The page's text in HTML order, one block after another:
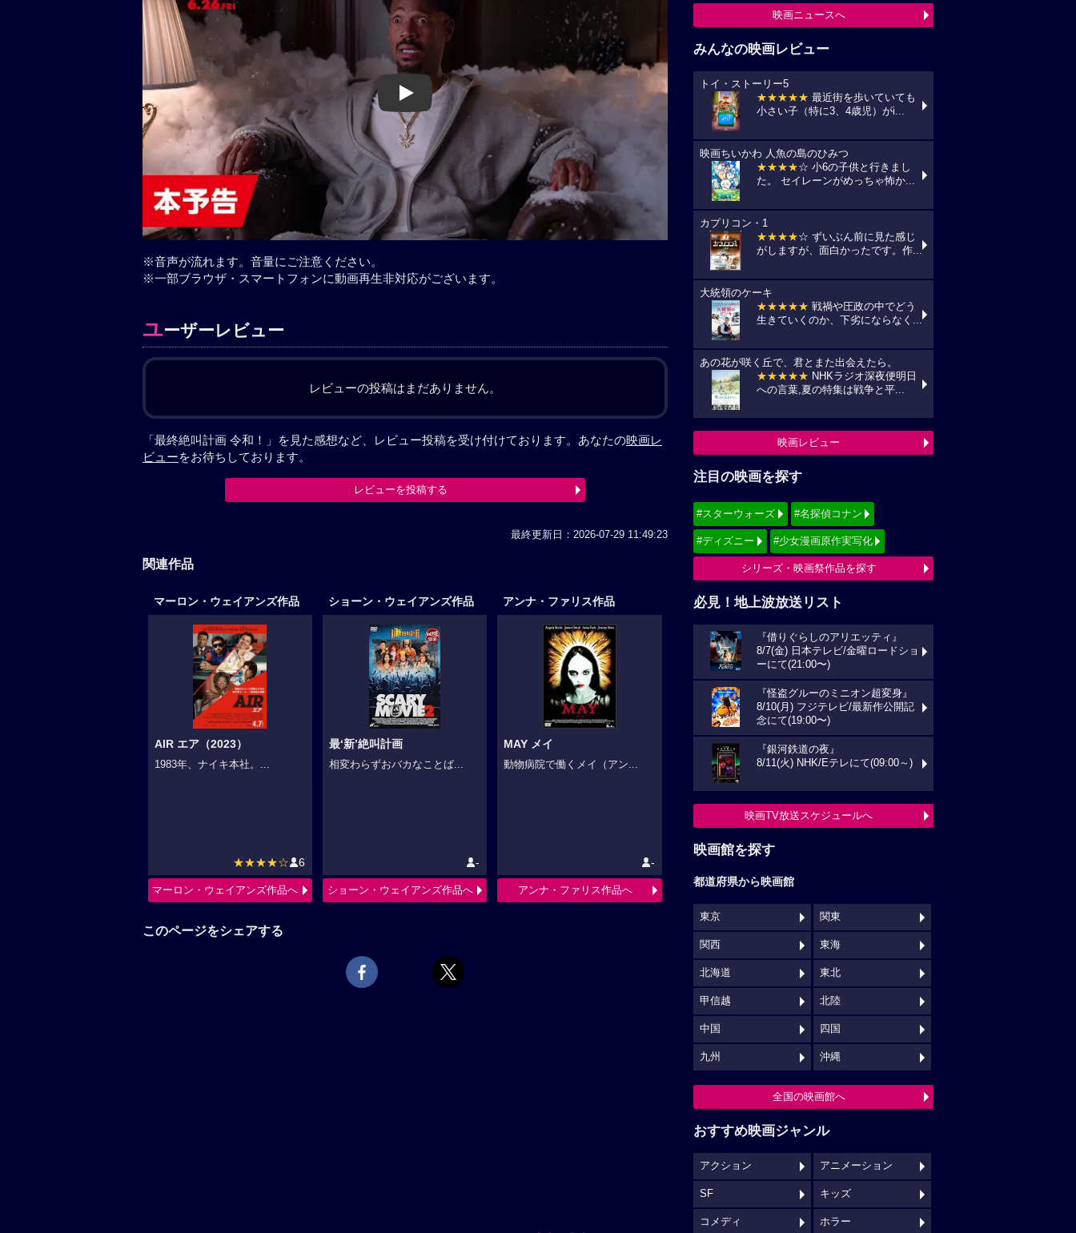
Play
※音声が流れます。音量にご注意ください。
※一部ブラウザ・スマートフォンに動画再生非対応がございます。
ユーザーレビュー
レビューの投稿はまだありません。
「最終絶叫計画 令和！」を見た感想など、レビュー投稿を受け付けております。あなたの映画レ
ビューをお待ちしております。
レビューを投稿する
最終更新日：2026-07-29 11:49:23
関連作品
マーロン・ウェイアンズ作品
AIR エア（2023）
1983年、ナイキ本社。...
★★★★☆ 6
マーロン・ウェイアンズ作品へ
ショーン・ウェイアンズ作品
最‘新’絶叫計画
相変わらずおバカなことば...
-
ショーン・ウェイアンズ作品へ
アンナ・ファリス作品
MAY メイ
動物病院で働くメイ（アン...
-
アンナ・ファリス作品へ
このページをシェアする
映画ニュースへ
みんなの映画レビュー
トイ・ストーリー5
★★★★★ 最近街を歩いていても
小さい子（特に3、4歳児）がi...
映画ちいかわ 人魚の島のひみつ
★★★★☆ 小6の子供と行きまし
た。 セイレーンがめっちゃ怖か...
カプリコン・1
★★★★☆ ずいぶん前に見た感じ
がしますが、面白かったです。作...
大統領のケーキ
★★★★★ 戦禍や圧政の中でどう
生きていくのか、下劣にならなく...
あの花が咲く丘で、君とまた出会えたら。
★★★★★ NHKラジオ深夜便明日
への言葉,夏の特集は戦争と平...
映画レビュー
注目の映画を探す
#スターウォーズ #名探偵コナン
#ディズニー #少女漫画原作実写化
シリーズ・映画祭作品を探す
必見！地上波放送リスト
『借りぐらしのアリエッティ』
8/7(金) 日本テレビ/金曜ロードショ
ーにて(21:00〜)
『怪盗グルーのミニオン超変身』
8/10(月) フジテレビ/最新作公開記
念にて(19:00〜)
『銀河鉄道の夜』
8/11(火) NHK/Eテレにて(09:00～)
映画TV放送スケジュールへ
映画館を探す
都道府県から映画館
東京 関東
関西 東海
北海道 東北
甲信越 北陸
中国 四国
九州 沖縄
全国の映画館へ
おすすめ映画ジャンル
アクション アニメーション
SF キッズ
コメディ ホラー